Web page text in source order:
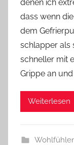
denen ich
dass wenn
dem
schlapper als
schneller mit
Grippe an
Weiterlesen